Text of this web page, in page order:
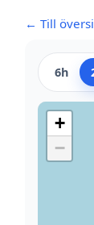
← Till
6h
+
−